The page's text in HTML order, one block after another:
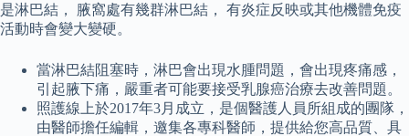
是淋巴結， 腋窩處有幾群淋巴結， 有炎症反映或其他機體免疫
活動時會變大變硬。
當淋巴結阻塞時，淋巴會出現水腫問題，會出現疼痛感，
引起腋下痛，嚴重者可能要接受乳腺癌治療去改善問題。
照護線上於2017年3月成立，是個醫護人員所組成的團隊，
由醫師擔任編輯，邀集各專科醫師，提供給您高品質、具